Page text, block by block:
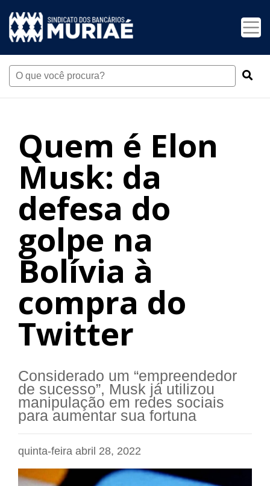
Quem é Elon
Musk: da
defesa do
golpe na
Bolívia à
compra do
Twitter
Considerado um “empreendedor
de sucesso”, Musk já utilizou
manipulação em redes sociais
para aumentar sua fortuna
quinta-feira abril 28, 2022